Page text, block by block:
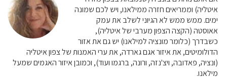
איטליה) וממריאים חזרה ממילאנו, ויש לכם שמונה
ימים. ממש ממש לא הגיוני לשלב את עמק
אאוסטה (הקצה הצפון מערבי של איטליה),
כשבדרך (כלומר מונציה למילאנו) יש גם את אזור
הדולומיטים, את איזור אגם גארדה, את ערי האמנות של צפון איטליה
(ונציה, פאדובה, ויצ'נזה, ורונה, ברגמו ועוד), וכמובן איזור האגמים שמעל
מילאנו.